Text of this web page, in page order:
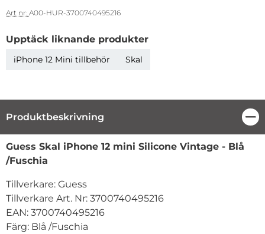
Art nr: A00-HUR-3700740495216
Upptäck liknande produkter
iPhone 12 Mini tillbehör Skal
Produktbeskrivning
Produktbeskrivning
Guess Skal iPhone 12 mini Silicone Vintage - Blå
/Fuschia
Tillverkare: Guess
Tillverkare Art. Nr: 3700740495216
EAN: 3700740495216
Färg: Blå /Fuschia